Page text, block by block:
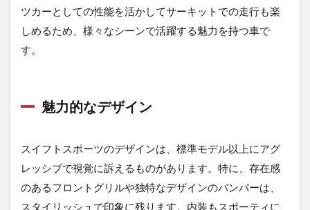
の両
立
2.
イ
ス
ー
ツ
を
ツカーとしての性能を活かしてサーキットでの走行も楽
しめるため、様々なシーンで活躍する魅力を持つ車で
す。
魅力的なデザイン
スイフトスポーツのデザインは、標準モデル以上にアグ
レッシブで視覚に訴えるものがあります。特に、存在感
のあるフロントグリルや独特なデザインのバンパーは、
スタイリッシュで印象に残ります。内装もスポーティに